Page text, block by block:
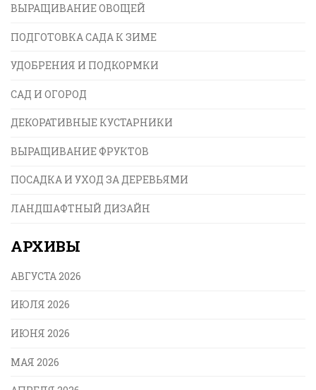
ВЫРАЩИВАНИЕ ОВОЩЕЙ
ПОДГОТОВКА САДА К ЗИМЕ
УДОБРЕНИЯ И ПОДКОРМКИ
САД И ОГОРОД
ДЕКОРАТИВНЫЕ КУСТАРНИКИ
ВЫРАЩИВАНИЕ ФРУКТОВ
ПОСАДКА И УХОД ЗА ДЕРЕВЬЯМИ
ЛАНДШАФТНЫЙ ДИЗАЙН
АРХИВЫ
АВГУСТА 2026
ИЮЛЯ 2026
ИЮНЯ 2026
МАЯ 2026